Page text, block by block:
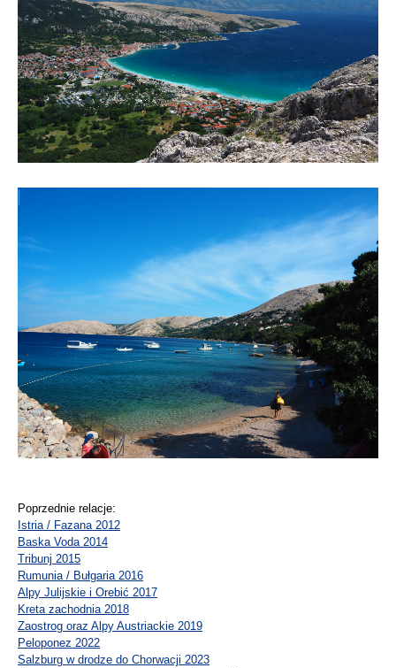
Poprzednie relacje:
Istria / Fazana 2012
Baska Voda 2014
Tribunj 2015
Rumunia / Bułgaria 2016
Alpy Julijskie i Orebić 2017
Kreta zachodnia 2018
Zaostrog oraz Alpy Austriackie 2019
Peloponez 2022
Salzburg w drodze do Chorwacji 2023